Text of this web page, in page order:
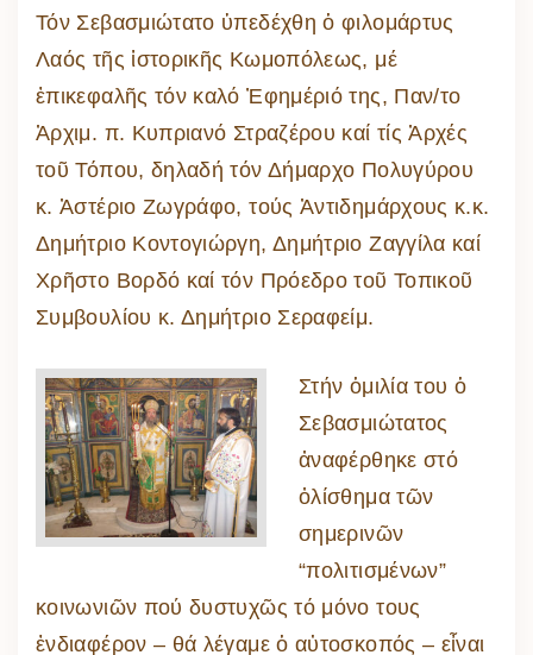
Τόν Σεβασμιώτατο ὑπεδέχθη ὁ φιλομάρτυς
Λαός τῆς ἱστορικῆς Κωμοπόλεως, μέ
ἐπικεφαλῆς τόν καλό Ἐφημέριό της, Παν/το
Ἀρχιμ. π. Κυπριανό Στραζέρου καί τίς Ἀρχές
τοῦ Τόπου, δηλαδή τόν Δήμαρχο Πολυγύρου
κ. Ἀστέριο Ζωγράφο, τούς Ἀντιδημάρχους κ.κ.
Δημήτριο Κοντογιώργη, Δημήτριο Ζαγγίλα καί
Χρῆστο Βορδό καί τόν Πρόεδρο τοῦ Τοπικοῦ
Συμβουλίου κ. Δημήτριο Σεραφείμ.
Στήν ὁμιλία του ὁ
Σεβασμιώτατος
ἀναφέρθηκε στό
ὀλίσθημα τῶν
σημερινῶν
“πολιτισμένων”
κοινωνιῶν πού δυστυχῶς τό μόνο τους
ἐνδιαφέρον – θά λέγαμε ὁ αὐτοσκοπός – εἶναι